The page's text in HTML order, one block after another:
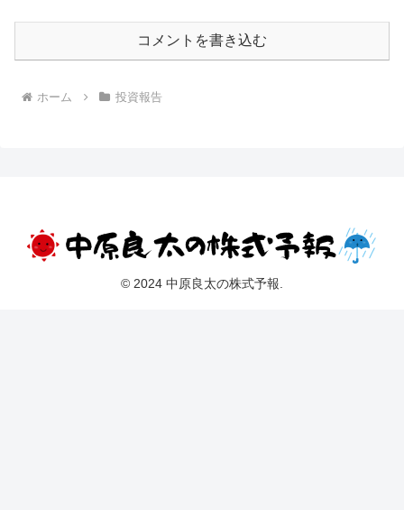
コメントを書き込む
ホーム 投資報告
© 2024 中原良太の株式予報.